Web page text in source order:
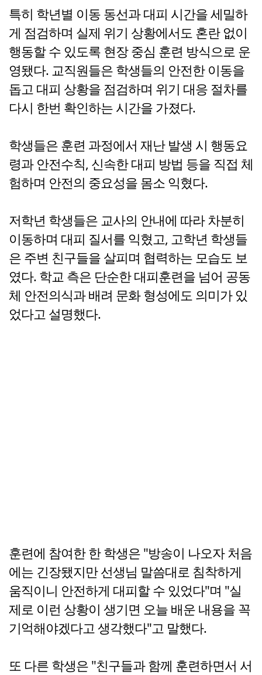
특히 학년별 이동 동선과 대피 시간을 세밀하
게 점검하며 실제 위기 상황에서도 혼란 없이
행동할 수 있도록 현장 중심 훈련 방식으로 운
영됐다. 교직원들은 학생들의 안전한 이동을
돕고 대피 상황을 점검하며 위기 대응 절차를
다시 한번 확인하는 시간을 가졌다.
학생들은 훈련 과정에서 재난 발생 시 행동요
령과 안전수칙, 신속한 대피 방법 등을 직접 체
험하며 안전의 중요성을 몸소 익혔다.
저학년 학생들은 교사의 안내에 따라 차분히
이동하며 대피 질서를 익혔고, 고학년 학생들
은 주변 친구들을 살피며 협력하는 모습도 보
였다. 학교 측은 단순한 대피훈련을 넘어 공동
체 안전의식과 배려 문화 형성에도 의미가 있
었다고 설명했다.
훈련에 참여한 한 학생은 "방송이 나오자 처음
에는 긴장됐지만 선생님 말씀대로 침착하게
움직이니 안전하게 대피할 수 있었다"며 "실
제로 이런 상황이 생기면 오늘 배운 내용을 꼭
기억해야겠다고 생각했다"고 말했다.
또 다른 학생은 "친구들과 함께 훈련하면서 서